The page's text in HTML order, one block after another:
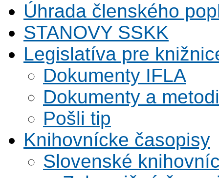
Úhrada členského
STANOVY SSKK
Legislatíva pre
Dokumenty IFLA
Dokumenty a
Pošli tip
Knihovnícke časopisy
Slovenské